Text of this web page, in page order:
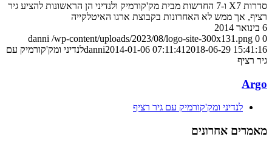
סדרות X7 ו-7 החדשות מבית מק'קורמיק ולנדיני הן הראשונות להציע גיר
רציף, אך ממש לא האחרונות בקבוצת ארגו האיטלקייה
6 בינואר 2014
0
0
danni /wp-content/uploads/2023/08/logo-site-300x131.png
danni2014-01-06 07:11:41 2018-06-29 15:41:16
לנדיני ומק'קורמיק עם
גיר רציף
Argo
לנדיני ומק'קורמיק עם גיר רציף
מאמרים אחרונים